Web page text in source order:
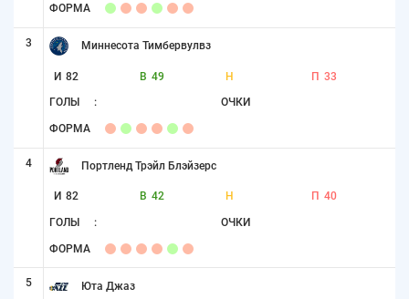
ФОРМА
3 Миннесота Тимбервулвз
И 82 В 49 Н П 33
ГОЛЫ : ОЧКИ
ФОРМА
4 Портленд Трэйл Блэйзерс
И 82 В 42 Н П 40
ГОЛЫ : ОЧКИ
ФОРМА
5 Юта Джаз